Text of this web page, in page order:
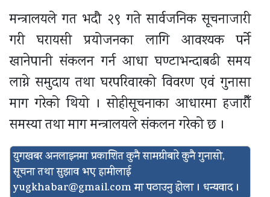
मन्त्रालयले गत भदौ २९ गते सार्वजनिक सूचनाजारी
गरी घरायसी प्रयोजनका लागि आवश्यक पर्ने
खानेपानी संकलन गर्न आधा घण्टाभन्दाबढी समय
लाग्ने समुदाय तथा घरपरिवारको विवरण एवं गुनासा
माग गरेको थियो । सोहीसूचनाका आधारमा हजारौँ
समस्या तथा माग मन्त्रालयले संकलन गरेको छ ।
युगखबर अनलाइनमा प्रकाशित कुनै सामग्रीबारे कुनै गुनासो,
सूचना तथा सुझाव भए हामीलाई
yugkhabar@gmail.comमा पठाउनु होला । धन्यवाद ।